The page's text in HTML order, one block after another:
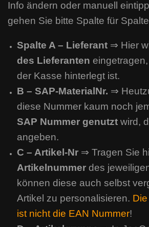
Info ändern oder manuell
gehen Sie bitte Spalte für
Spalte A – Lieferant ⇒ Hier
des Lieferanten
der Kasse hinterlegt ist.
B – SAP-MaterialNr. ⇒
diese Nummer kaum noch
SAP Nummer genutzt wird,
angeben.
C – Artikel-Nr ⇒ Tragen Sie
Artikelnummer des
können diese auch selbst
Artikel zu personalisieren.
ist nicht die EAN Nummer!